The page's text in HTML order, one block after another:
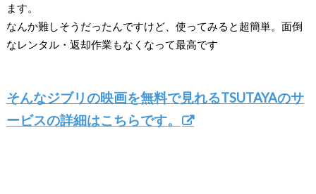
ます。
なんか難しそうだったんですけど、使ってみると超簡単。面倒
なレンタル・返却作業もなくなって最高です
そんなジブリの映画を無料で見れるTSUTAYAのサ
ービスの詳細はこちらです。